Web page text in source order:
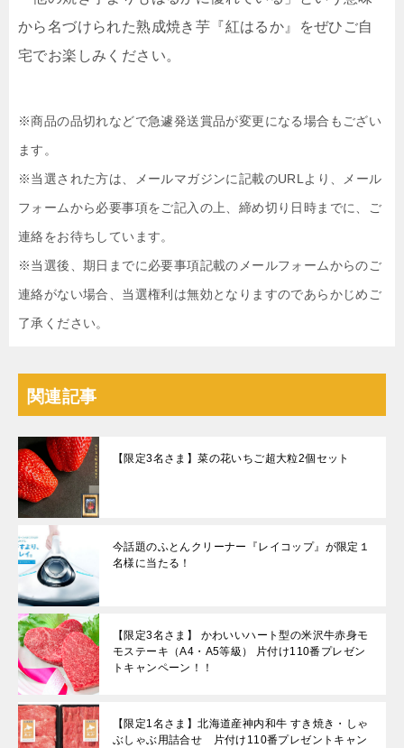
から名づけられた熟成焼き芋『紅はるか』をぜひご自
宅でお楽しみください。
※商品の品切れなどで急遽発送賞品が変更になる場合もござい
ます。
※当選された方は、メールマガジンに記載のURLより、メール
フォームから必要事項をご記入の上、締め切り日時までに、ご
連絡をお待ちしています。
※当選後、期日までに必要事項記載のメールフォームからのご
連絡がない場合、当選権利は無効となりますのであらかじめご
了承ください。
関連記事
【限定3名さま】菜の花いちご超大粒2個セット
今話題のふとんクリーナー『レイコップ』が限定１
名様に当たる！
【限定3名さま】 かわいいハート型の米沢牛赤身モ
モステーキ（A4・A5等級） 片付け110番プレゼン
トキャンペーン！！
【限定1名さま】北海道産神内和牛 すき焼き・しゃ
ぶしゃぶ用詰合せ 片付け110番プレゼントキャン